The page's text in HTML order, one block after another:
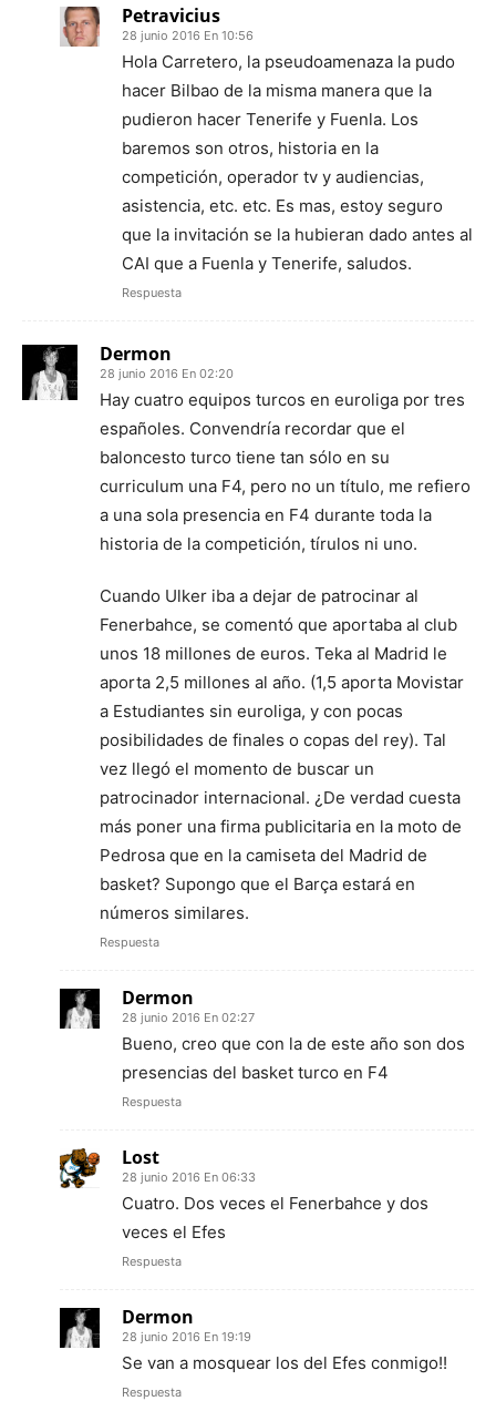
Petravicius
28 junio 2016 En 10:56
Hola Carretero, la pseudoamenaza la pudo
hacer Bilbao de la misma manera que la
pudieron hacer Tenerife y Fuenla. Los
baremos son otros, historia en la
competición, operador tv y audiencias,
asistencia, etc. etc. Es mas, estoy seguro
que la invitación se la hubieran dado antes al
CAI que a Fuenla y Tenerife, saludos.
Respuesta
Dermon
28 junio 2016 En 02:20
Hay cuatro equipos turcos en euroliga por tres
españoles. Convendría recordar que el
baloncesto turco tiene tan sólo en su
curriculum una F4, pero no un título, me refiero
a una sola presencia en F4 durante toda la
historia de la competición, tírulos ni uno.
Cuando Ulker iba a dejar de patrocinar al
Fenerbahce, se comentó que aportaba al club
unos 18 millones de euros. Teka al Madrid le
aporta 2,5 millones al año. (1,5 aporta Movistar
a Estudiantes sin euroliga, y con pocas
posibilidades de finales o copas del rey). Tal
vez llegó el momento de buscar un
patrocinador internacional. ¿De verdad cuesta
más poner una firma publicitaria en la moto de
Pedrosa que en la camiseta del Madrid de
basket? Supongo que el Barça estará en
números similares.
Respuesta
Dermon
28 junio 2016 En 02:27
Bueno, creo que con la de este año son dos
presencias del basket turco en F4
Respuesta
Lost
28 junio 2016 En 06:33
Cuatro. Dos veces el Fenerbahce y dos
veces el Efes
Respuesta
Dermon
28 junio 2016 En 19:19
Se van a mosquear los del Efes conmigo!!
Respuesta